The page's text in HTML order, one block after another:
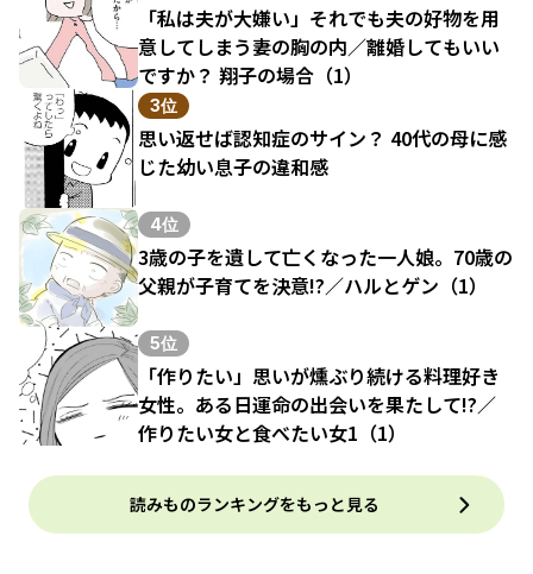
「私は夫が大嫌い」それでも夫の好物を用
意してしまう妻の胸の内／離婚してもいい
ですか？ 翔子の場合（1）
3位
思い返せば認知症のサイン？ 40代の母に感
じた幼い息子の違和感
4位
3歳の子を遺して亡くなった一人娘。70歳の
父親が子育てを決意!?／ハルとゲン（1）
5位
「作りたい」思いが燻ぶり続ける料理好き
女性。ある日運命の出会いを果たして!?／
作りたい女と食べたい女1（1）
読みものランキングをもっと見る